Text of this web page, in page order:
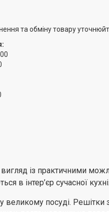
та обміну товару
із практичними
в інтер’єр сучасної кухні.
посуді. Решітки